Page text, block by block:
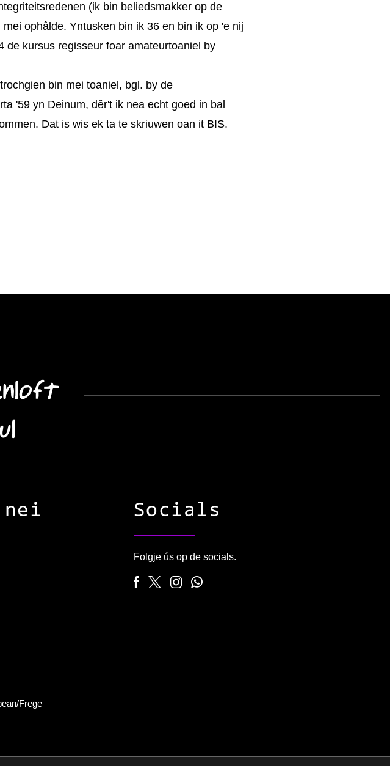
(ik bin beliedsmakker op de
ophâlde. Yntusken bin ik 36 en bin ik op 'e nij
de kursus regisseur foar amateurtoaniel by
bin mei toaniel, bgl. by de
'59 yn Deinum, dêr't ik nea echt goed in bal
Dat is wis ek ta te skriuwen oan it BIS.
Frege
Socials
Folgje ús op de socials.